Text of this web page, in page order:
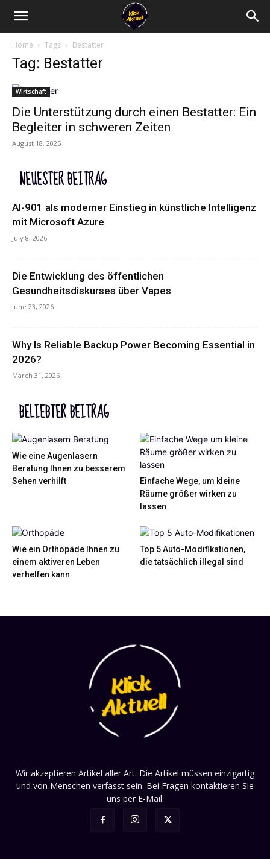
Home Tags Bestatter
Tag: Bestatter
Wirtschaft
Die Unterstützung durch einen Bestatter: Ein
Begleiter in schweren Zeiten
August 18, 2025
NEUESTER BEITRAG
AI-901 als moderner Einstieg in künstliche Intelligenz
mit Microsoft Azure
July 8, 2026
Die Entwicklung des öffentlichen
Gesundheitsdiskurses über Vapes
June 23, 2026
Why Is Reliable Backup Power Becoming Essential in
2026?
March 31, 2026
BELIEBTER BEITRAG
Wie eine Augenlasern
Beratung Ihnen zu besserem
Sehen verhilft
Einfache Wege, um kleine
Räume größer wirken zu
lassen
Wie ein Orthopäde Ihnen zu
einem aktiveren Leben
verhelfen kann
Top 5 Auto-Modifikationen,
die tatsächlich illegal sind
Wir akzeptieren Artikel aller Art. Die Artikel müssen einzigartig
und von Menschen verfasst sein. Bei Fragen kontaktieren Sie
uns per E-Mail.